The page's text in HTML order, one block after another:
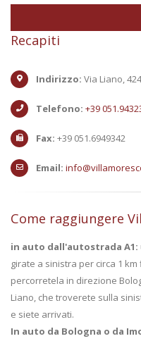
Recapiti
Indirizzo: Via Liano,
Telefono: +39
Fax: +39 051.6949342
Email:
Come raggiungere
in auto dall'autostrada A1:
girate a sinistra per circa 1
percorretela in direzione
Liano, che troverete sulla
e siete arrivati.
In auto da Bologna o da